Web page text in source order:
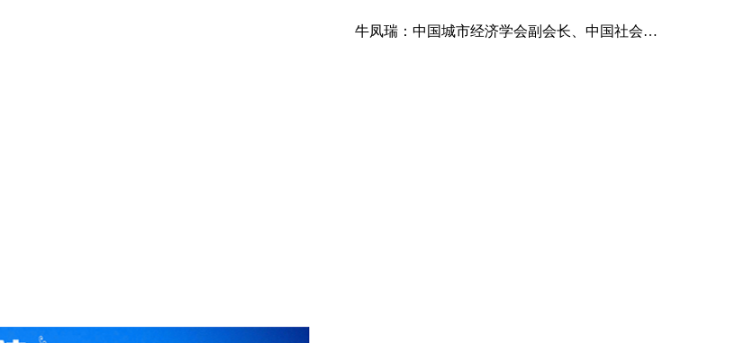
牛凤瑞：中国城市经济学会副会长、中国社会科学院城市发展与环境研究所研究员